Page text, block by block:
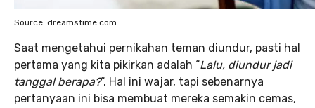
Source: dreamstime.com
Saat mengetahui pernikahan teman diundur, pasti hal
pertama yang kita pikirkan adalah “Lalu, diundur jadi
tanggal berapa?“. Hal ini wajar, tapi sebenarnya
pertanyaan ini bisa membuat mereka semakin cemas,